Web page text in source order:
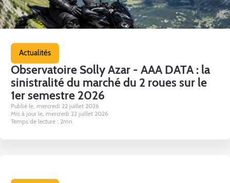
Actualités
Observatoire Solly Azar - AAA DATA : la
sinistralité du marché du 2 roues sur le
1er semestre 2026
Publié le, mercredi 22 juillet 2026
Mis à jour le, mercredi 22 juillet 2026
Temps de lecture : 2mn